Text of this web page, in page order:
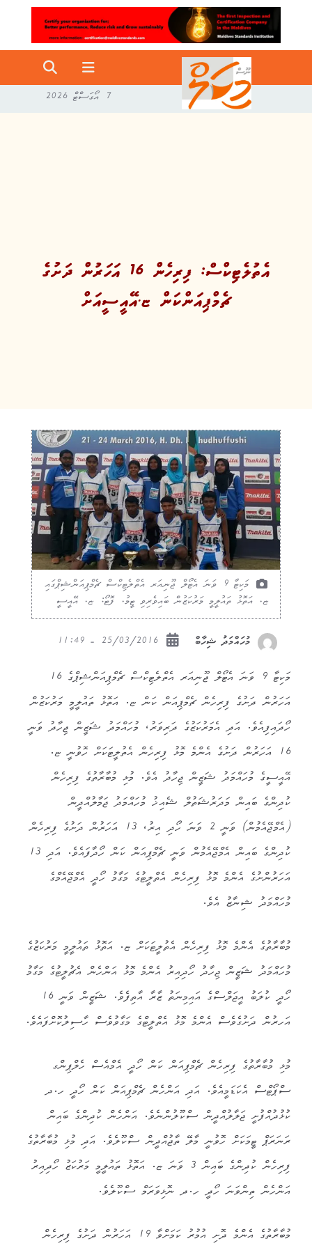
7 އޯގަސްޓް 2026
އެތުލެޓިކްސް: ފިރިހެން 16 އަހަރުން ދަށުގެ
ޗެމްޕިއަންކަން ޏ.އޭއީސީއަށް
މަކިޓާ 9 ވަނަ އެޓޯލް ޖޫނިއަރ އެތްލެޓިކްސް ޗެމްޕިއަންޝިޕްގައި
ޏ. އަތޮޅު ތައުލީމީ މަރުކަޒުން ބައިވެރިވި ޓީމު. ފޮޓޯ: ޏ. އޭއީސީ
މުހައްމަދު ޝިހާބް
މަކިޓާ 9 ވަނަ އެޓޯލް ޖޫނިއަރ އެތްލެޓިކްސް ޗެމްޕިއަންޝިޕްގެ 16
އަހަރުން ދަށުގެ ފިރިހެން ޗެމްޕިއަން ކަން ޏ. އަތޮޅު ތައުލީމީ މަރުކަޒުން
ހޯދައިފިއެވެ. އަދި އެމަރުކަޒުގެ ދަރިވަރު، މުހައްމަދު ޝަޒީން ޖިހާދު ވަނީ
16 އަހަރުން ދަށުގެ އެންމެ މޮޅު ފިރިހެން އެތުލީޓަކަށް ހޮވުނީ ޏ.
އޭއީސީގެ މުހައްމަދު ޝަޒީން ޖިހާދު އެވެ. މުޅި މުބާރާތުގެ ފިރިހެން
ކުދިންގެ ބައިން މަދަރުޝަތުލް ޝެއިޚު މުހައްމަދު ޖަމާލުއްދީން
(އެމްޖޭއެމުން) ވަނީ 2 ވަނަ ހޯދި އިރު، 13 އަހަރުން ދަށުގެ ފިރިހެން
ކުދިންގެ ބައިން އެމްޖޭއެމުން ވަނީ ޗެމްޕިއަން ކަން ހޯދާފައެވެ. އަދި 13
އަހަރުންށުގެ އެންމެ މޮޅު ފިރިހެން އެތްލީޓުގެ މަގާމު ހޯދީ އެމްޖޭއެމްގެ
މުހައްމަދު ޝިނާޒު އެވެ.
މުބާރާތުގެ އެންމެ މޮޅު ފިރިހެން އެތުލީޓަކަށް ޏ. އަތޮޅު ތައުލީމީ މަރުކަޒުގެ
މުހައްމަދު ޝަޒީން ޖިހާދު ހޯދިއިރު އެންމެ މޮޅު އަންހެން އެޗުލީޓުގެ މަގާމު
ހޯދީ ކުލަބު އީޖަލްސްގެ އައިމިނަތު ޒާރާ އާތިފެވެ. ޝަޒީން ވަނީ 16
އަހރުން ދަށުގެވެސް އެންމެ މޮޅު އެތްލީޓްގެ މަގާވުވެސް ހާސިލުކޮށްފައެވެ.
މުޅި މުބާރާތުގެ ފިރިހެން ޗެމްޕިއަން ކަން ހޯދީ އެމްއެސް ހެލްޕިންގ
ސްޕޯޓްސް އެކަޑަމީއެވެ. އަދި އަންހެން ޗެމްޕިއަން ކަން ހޯދީ ހ.ދ
ކުޅުދުއްފުށީ ޖަލާލުއްދީން ސްކޫލުންނެވެ. އަންހެން ކުދިންގެ ބައިން
ރަނަރަޕް ޓީމަކަށް ހޮވުނީ މާލޭ ތާޖުއްދީން ސްކޫލެވެ. އަދި މުޅި މުބާރާތުގެ
ފިރިހެން ކުދިންގެ ބައިން 3 ވަނަ ޏ. އަތޮޅު ތައުލީމީ މަރުކަޒު ހޯދިއިރު
އަންހެން ތިންވަނަ ހޯދީ ހ.ދ ނޮޅިވަރަމް ސްކޫލެވެ.
މުބާރާތުގެ އެންމެ ދޮށި އުމުރު ކަމަށްވާ 19 އަހަރުން ދަށުގެ ފިރިހެން